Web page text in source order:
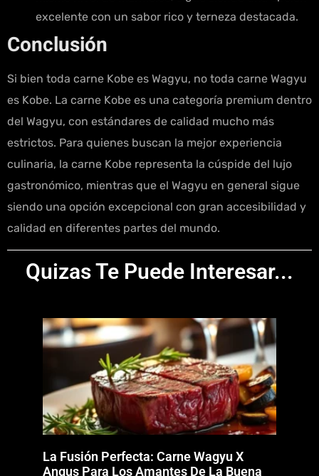
excelente con un sabor rico y terneza destacada.
Conclusión
Si bien toda carne Kobe es Wagyu, no toda carne Wagyu
es Kobe. La carne Kobe es una categoría premium dentro
del Wagyu, con estándares de calidad mucho más
estrictos. Para quienes buscan la mejor experiencia
culinaria, la carne Kobe representa la cúspide del lujo
gastronómico, mientras que el Wagyu en general sigue
siendo una opción excepcional con gran accesibilidad y
calidad en diferentes partes del mundo.
Quizas Te Puede Interesar...
La Fusión Perfecta: Carne Wagyu X
Angus Para Los Amantes De La Buena